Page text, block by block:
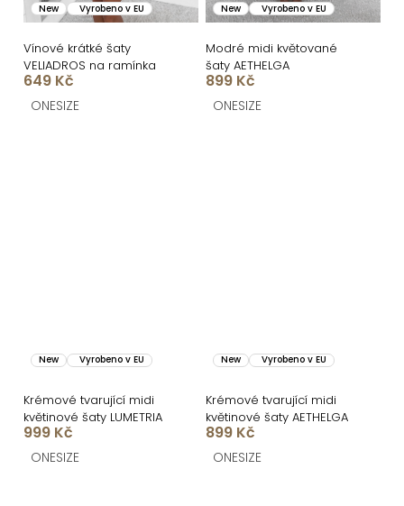
New Vyrobeno v EU
Vínové krátké šaty
VELIADROS na ramínka
649 Kč
ONESIZE
New Vyrobeno v EU
Modré midi květované
šaty AETHELGA
899 Kč
ONESIZE
New Vyrobeno v EU
Krémové tvarující midi
květinové šaty LUMETRIA
999 Kč
ONESIZE
New Vyrobeno v EU
Krémové tvarující midi
květinové šaty AETHELGA
899 Kč
ONESIZE